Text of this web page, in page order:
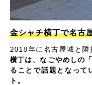
金シャチ横丁で名古
2018年に名古屋城と隣
横丁は、なごやめしの
ることで話題となって
ト。